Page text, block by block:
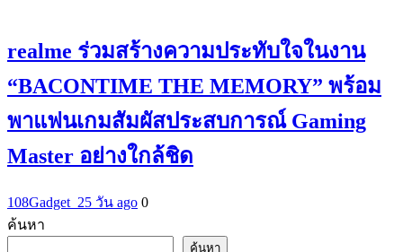
realme ร่วมสร้างความประทับใจในงาน
“BACONTIME THE MEMORY” พร้อม
พาแฟนเกมสัมผัสประสบการณ์ Gaming
Master อย่างใกล้ชิด
108Gadget_25 วัน ago 0
ค้นหา
ค้นหา